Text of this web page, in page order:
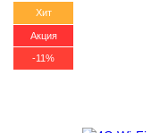
Хит
Акция
-11%